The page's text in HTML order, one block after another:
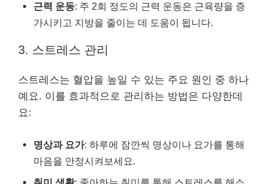
근력 운동: 주 2회 정도의 근력 운동은 근육량을 증
가시키고 지방을 줄이는 데 도움이 됩니다.
3. 스트레스 관리
스트레스는 혈압을 높일 수 있는 주요 원인 중 하나
예요. 이를 효과적으로 관리하는 방법은 다양한데
요:
명상과 요가: 하루에 잠깐씩 명상이나 요가를 통해
마음을 안정시켜보세요.